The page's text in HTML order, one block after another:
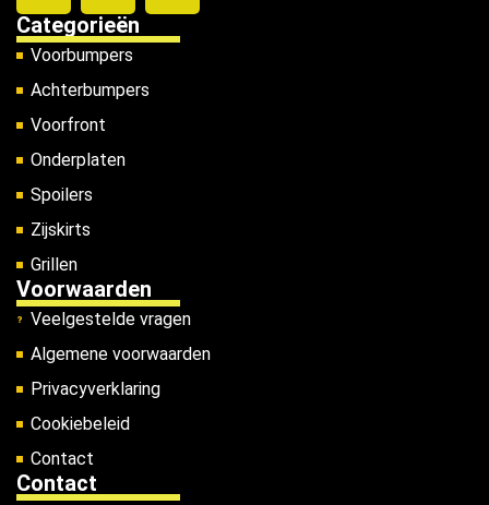
Categorieën
Voorbumpers
Achterbumpers
Voorfront
Onderplaten
Spoilers
Zijskirts
Grillen
Voorwaarden
Veelgestelde vragen
Algemene voorwaarden
Privacyverklaring
Cookiebeleid
Contact
Contact